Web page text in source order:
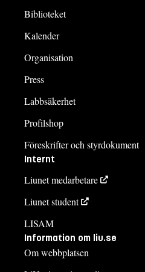
Biblioteket
Kalender
Organisation
Press
Labbsäkerhet
Profilshop
Föreskrifter och styrdokument
Internt
Liunet medarbetare
Liunet student
LISAM
Information om liu.se
Om webbplatsen